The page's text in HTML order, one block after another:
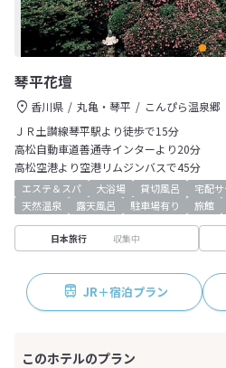
琴平花壇
香川県 丸亀・琴平
こんぴら温泉郷
ＪＲ土讃線琴平駅より徒歩で15分
高松自動車道善通寺インターより20分
高松空港より空港リムジンバスで45分
エステ＆スパ 大浴場 貸切風呂 宅配
天然温泉
露天風呂 駐車場有り 旅館
日本旅行 収集中
JR＋宿泊プラン